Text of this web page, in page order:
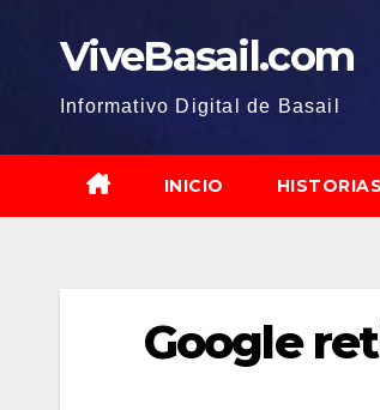
ViveBasail.com
Informativo Digital de Basail
INICIO
Google